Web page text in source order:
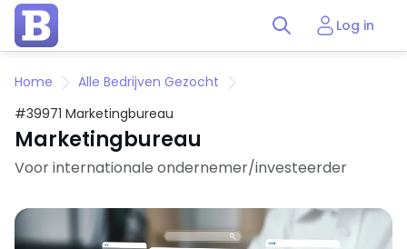
Log in
Home
Alle Bedrijven Gezocht
#39971 Marketingbureau
Marketingbureau
Voor internationale ondernemer/investeerder